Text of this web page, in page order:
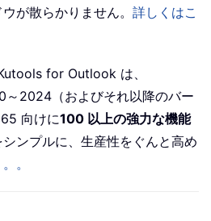
が散らかりません。 詳しくはこ
for Outlook は、
2024（およびそれ以降のバー
向けに100 以上の強力な機能
ンプルに、生産性をぐんと高め
。